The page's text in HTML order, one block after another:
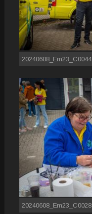
20240608_Em23_C0044
20240608_Em23_C0028